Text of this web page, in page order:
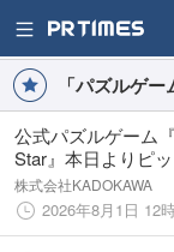
「パズルゲ
公式パズルゲーム
Star』本日よりピ
プラッシュ]第２弾
ょが登場
株式会社KADOKAWA
2026年8月1日 12